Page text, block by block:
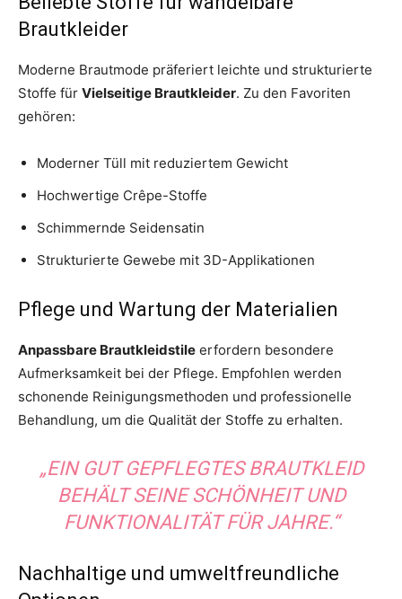
Brautkleider
Moderne Brautmode präferiert leichte und strukturierte
Stoffe für Vielseitige Brautkleider. Zu den Favoriten
gehören:
Moderner Tüll mit reduziertem Gewicht
Hochwertige Crêpe-Stoffe
Schimmernde Seidensatin
Strukturierte Gewebe mit 3D-Applikationen
Pflege und Wartung der Materialien
Anpassbare Brautkleidstile erfordern besondere
Aufmerksamkeit bei der Pflege. Empfohlen werden
schonende Reinigungsmethoden und professionelle
Behandlung, um die Qualität der Stoffe zu erhalten.
„EIN GUT GEPFLEGTES BRAUTKLEID
BEHÄLT SEINE SCHÖNHEIT UND
FUNKTIONALITÄT FÜR JAHRE.“
Nachhaltige und umweltfreundliche